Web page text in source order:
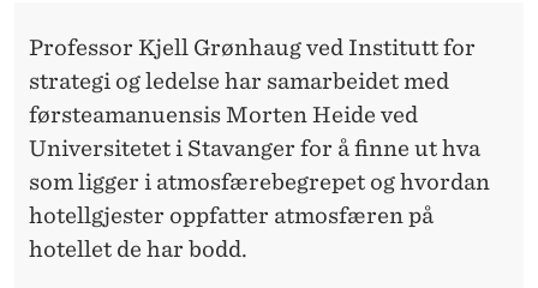
Professor Kjell Grønhaug ved Institutt for
strategi og ledelse har samarbeidet med
førsteamanuensis Morten Heide ved
Universitetet i Stavanger for å finne ut hva
som ligger i atmosfærebegrepet og hvordan
hotellgjester oppfatter atmosfæren på
hotellet de har bodd.